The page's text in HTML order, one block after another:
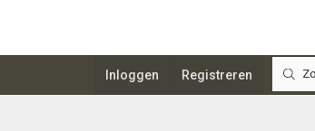
Inloggen Registreren